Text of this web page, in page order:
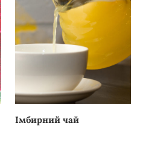
Імбирний чай